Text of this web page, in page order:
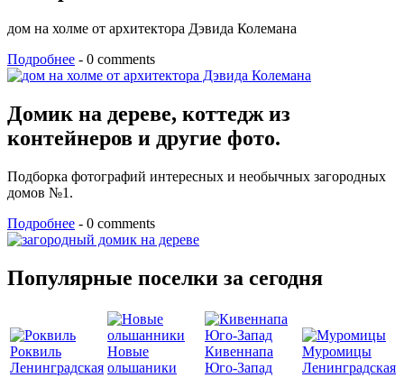
дом на холме от архитектора Дэвида Колемана
Подробнее - 0 comments
Домик на дереве, коттедж из
контейнеров и другие фото.
Подборка фотографий интересных и необычных загородных
домов №1.
Подробнее - 0 comments
Популярные поселки за сегодня
Роквиль
Ленинградская
Новые
ольшаники
Кивеннапа
Юго-Запад
Муромицы
Ленинградская